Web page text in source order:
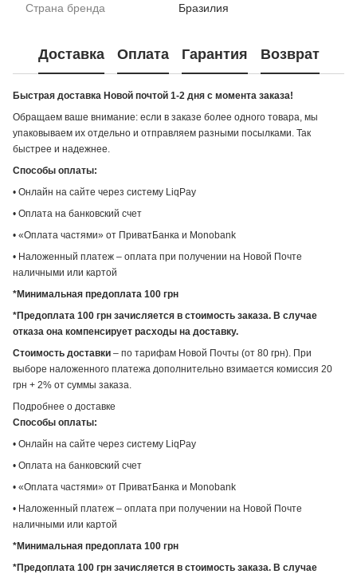
Страна бренда Бразилия
Доставка Оплата Гарантия Возврат
Быстрая доставка Новой почтой 1-2 дня с момента заказа!
Обращаем ваше внимание: если в заказе более одного товара, мы
упаковываем их отдельно и отправляем разными посылками. Так
быстрее и надежнее.
Способы оплаты:
• Онлайн на сайте через систему LiqPay
• Оплата на банковский счет
• «Оплата частями» от ПриватБанка и Monobank
• Наложенный платеж – оплата при получении на Новой Почте
наличными или картой
*Минимальная предоплата 100 грн
*Предоплата 100 грн зачисляется в стоимость заказа. В случае
отказа она компенсирует расходы на доставку.
Стоимость доставки – по тарифам Новой Почты (от 80 грн). При
выборе наложенного платежа дополнительно взимается комиссия 20
грн + 2% от суммы заказа.
Подробнее о доставке
Способы оплаты:
• Онлайн на сайте через систему LiqPay
• Оплата на банковский счет
• «Оплата частями» от ПриватБанка и Monobank
• Наложенный платеж – оплата при получении на Новой Почте
наличными или картой
*Минимальная предоплата 100 грн
*Предоплата 100 грн зачисляется в стоимость заказа. В случае